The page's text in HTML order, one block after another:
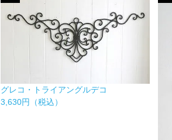
グレコ・トライアングルデコ
3,630円（税込）